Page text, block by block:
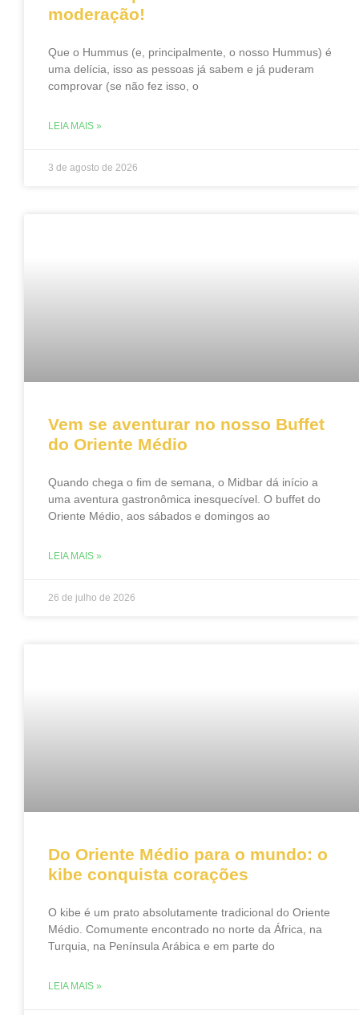
moderação!
Que o Hummus (e, principalmente, o nosso Hummus) é
uma delícia, isso as pessoas já sabem e já puderam
comprovar (se não fez isso, o
LEIA MAIS »
3 de agosto de 2026
Vem se aventurar no nosso Buffet
do Oriente Médio
Quando chega o fim de semana, o Midbar dá início a
uma aventura gastronômica inesquecível. O buffet do
Oriente Médio, aos sábados e domingos ao
LEIA MAIS »
26 de julho de 2026
Do Oriente Médio para o mundo: o
kibe conquista corações
O kibe é um prato absolutamente tradicional do Oriente
Médio. Comumente encontrado no norte da África, na
Turquia, na Península Arábica e em parte do
LEIA MAIS »